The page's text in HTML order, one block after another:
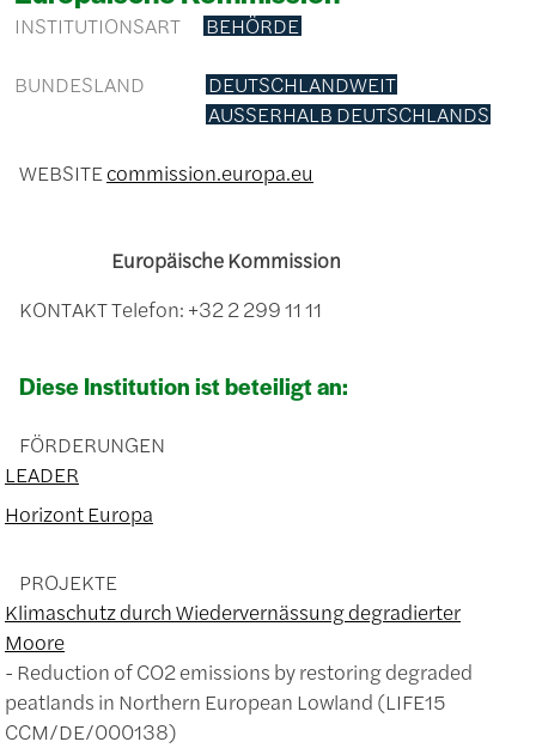
INSTITUTIONSART BEHÖRDE
BUNDESLAND
DEUTSCHLANDWEIT
AUSSERHALB DEUTSCHLANDS
WEBSITEcommission.europa.eu
KONTAKT
Europäische Kommission
Telefon: +32 2 299 11 11
Diese Institution ist beteiligt an:
FÖRDERUNGEN
LEADER
Horizont Europa
PROJEKTE
Klimaschutz durch Wiedervernässung degradierter
Moore
Reduction of CO2 emissions by restoring degraded
peatlands in Northern European Lowland (LIFE15
CCM/DE/000138)